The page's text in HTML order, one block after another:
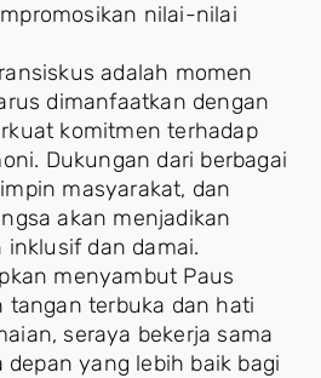
nilai-nilai
adalah momen
dimanfaatkan dengan
komitmen terhadap
Dukungan dari berbagai
masyarakat, dan
akan menjadikan
inklusif dan damai.
menyambut Paus
tangan terbuka dan hati
seraya bekerja sama
yang lebih baik bagi